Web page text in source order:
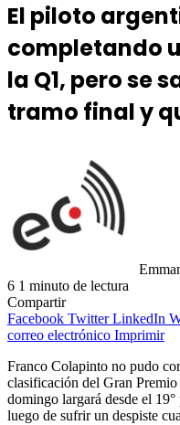
El piloto
completando
la Q1, pero se
tramo final y
6 1 minuto de lectura
Compartir
Facebook Twitter LinkedIn
correo electrónico Imprimir
Franco Colapinto no pudo
clasificación del Gran
domingo largará desde el
luego de sufrir un despiste